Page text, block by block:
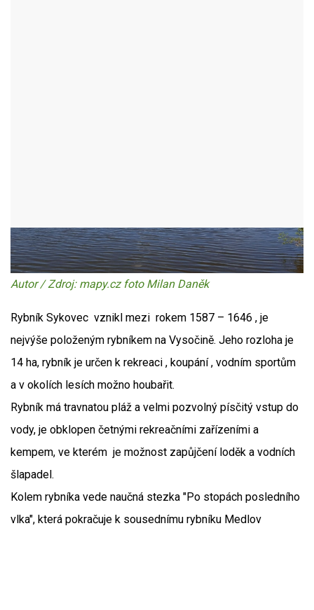
Autor / Zdroj: mapy.cz foto Milan Daněk
Rybník Sykovec vznikl mezi rokem 1587 – 1646 , je
nejvýše položeným rybníkem na Vysočině. Jeho rozloha je
14 ha, rybník je určen k rekreaci , koupání , vodním sportům
a v okolích lesích možno houbařit.
Rybník má travnatou pláž a velmi pozvolný písčitý vstup do
vody, je obklopen četnými rekreačními zařízeními a
kempem, ve kterém je možnost zapůjčení loděk a vodních
šlapadel.
Kolem rybníka vede naučná stezka "Po stopách posledního
vlka", která pokračuje k sousednímu rybníku Medlov